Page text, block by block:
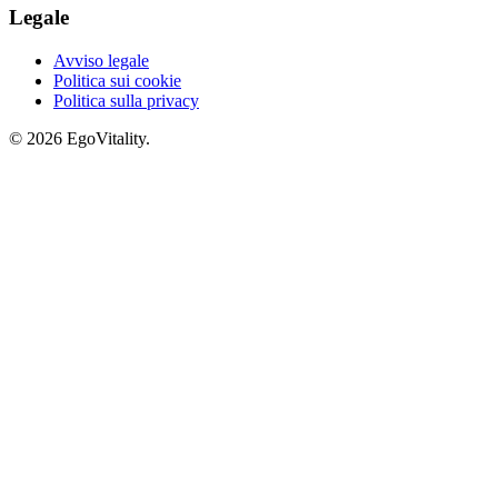
Legale
Avviso legale
Politica sui cookie
Politica sulla privacy
© 2026 EgoVitality.